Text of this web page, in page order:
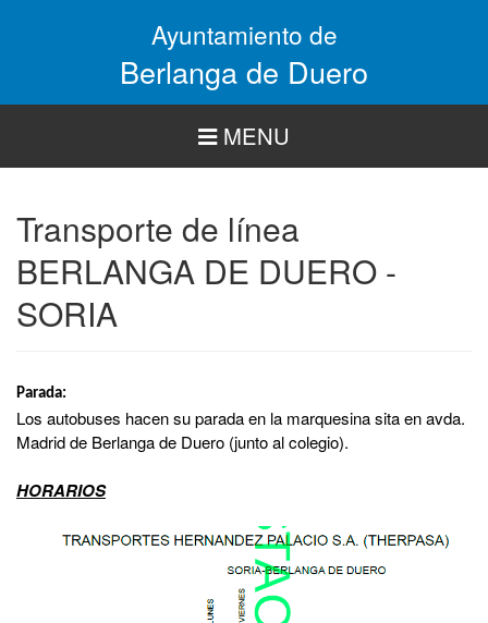
Ayuntamiento de
Berlanga de Duero
MENU
Transporte de línea
BERLANGA DE DUERO -
SORIA
Parada:
Los autobuses hacen su parada en la marquesina sita en avda.
Madrid de Berlanga de Duero (junto al colegio).
HORARIOS